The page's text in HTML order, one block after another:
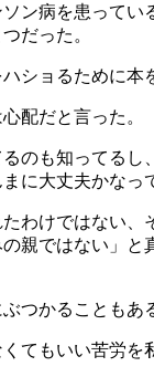
ン病を患って
だった。
ショるために
配だと言った。
るのも知ってる
に大丈夫かなっ
わけではない
親ではない」
つかることもあ
てもいい苦労を